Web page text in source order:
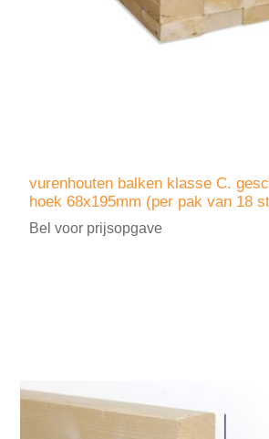
vurenhouten balken klasse C.
hoek 68x195mm (per pak van 18
Bel voor prijsopgave